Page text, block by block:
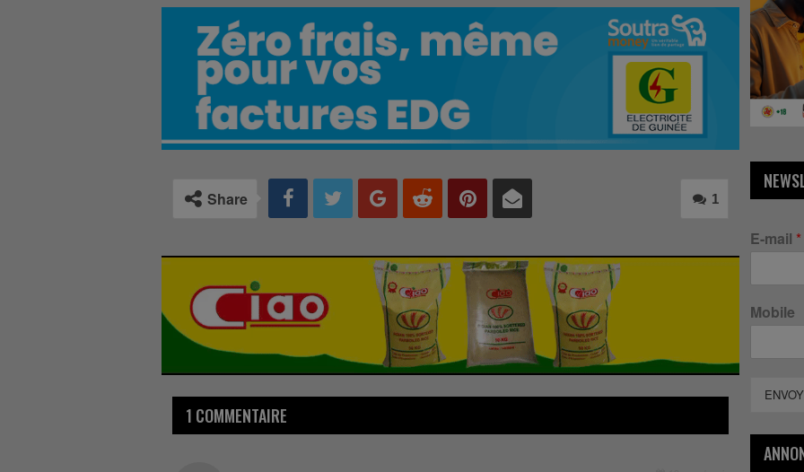
1
Share
1 COMMENTAIRE
E-mail *
Mobile